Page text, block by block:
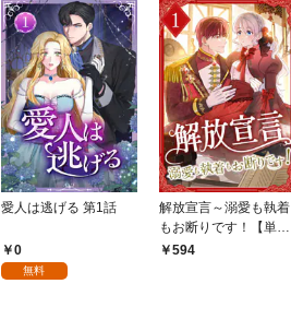
愛人は逃げる 第1話
0
無料
解放宣言～溺愛も執着
もお断りです！【単行
本版】 1巻
594